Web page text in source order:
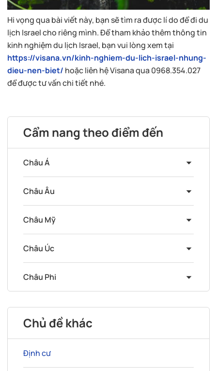
Hi vọng qua bài viết này, bạn sẽ tìm ra được lí do để đi du
lịch Israel cho riêng mình. Để tham khảo thêm thông tin
kinh nghiệm du lịch Israel, bạn vui lòng xem tại
https://visana.vn/kinh-nghiem-du-lich-israel-nhung-
dieu-nen-biet/ hoặc liên hệ Visana qua 0968.354.027
để được tư vấn chi tiết nhé.
Cẩm nang theo điểm đến
Châu Á
Châu Âu
Châu Mỹ
Châu Úc
Châu Phi
Chủ đề khác
Định cư